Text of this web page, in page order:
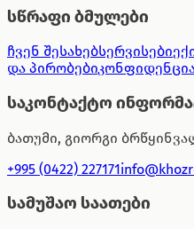
სწრაფი ბმულები
ჩვენ შესახებსერვისები
და პირობები
საკონტაქტო
ბათუმი, გიორგი
+995 (0422) 227171
სამუშაო საათები